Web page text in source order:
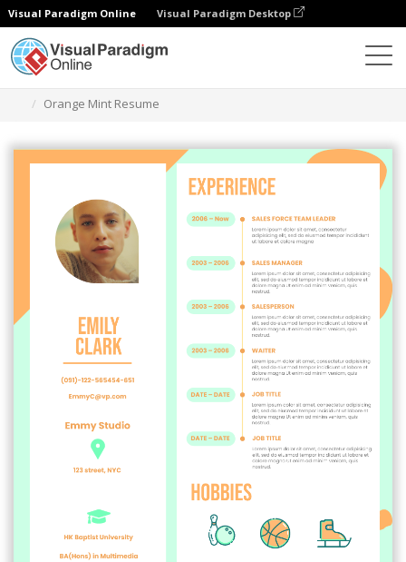
Visual Paradigm Online Visual Paradigm Desktop
Orange Mint Resume